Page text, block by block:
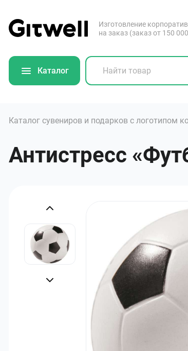
Изготовление
на заказ (заказ от 150
Каталог
Каталог сувениров и подарков с логотипом
Антистресс